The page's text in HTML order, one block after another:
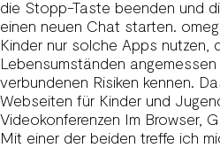
die Stopp-Taste beenden und
einen neuen Chat starten.
Kinder nur solche Apps nutzen,
Lebensumständen
verbundenen Risiken kennen.
Webseiten für Kinder und
Videokonferenzen Im Browser,
Mit einer der beiden treffe ich